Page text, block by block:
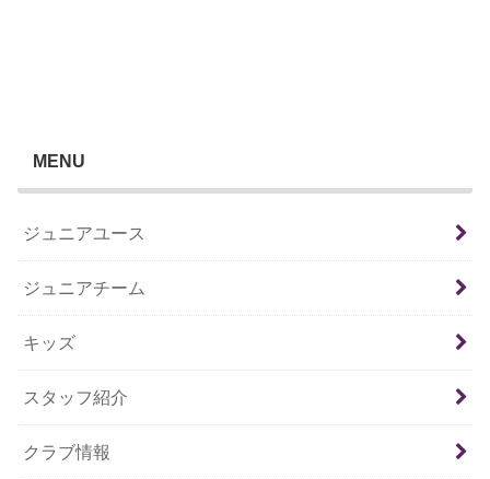
MENU
ジュニアユース
ジュニアチーム
キッズ
スタッフ紹介
クラブ情報